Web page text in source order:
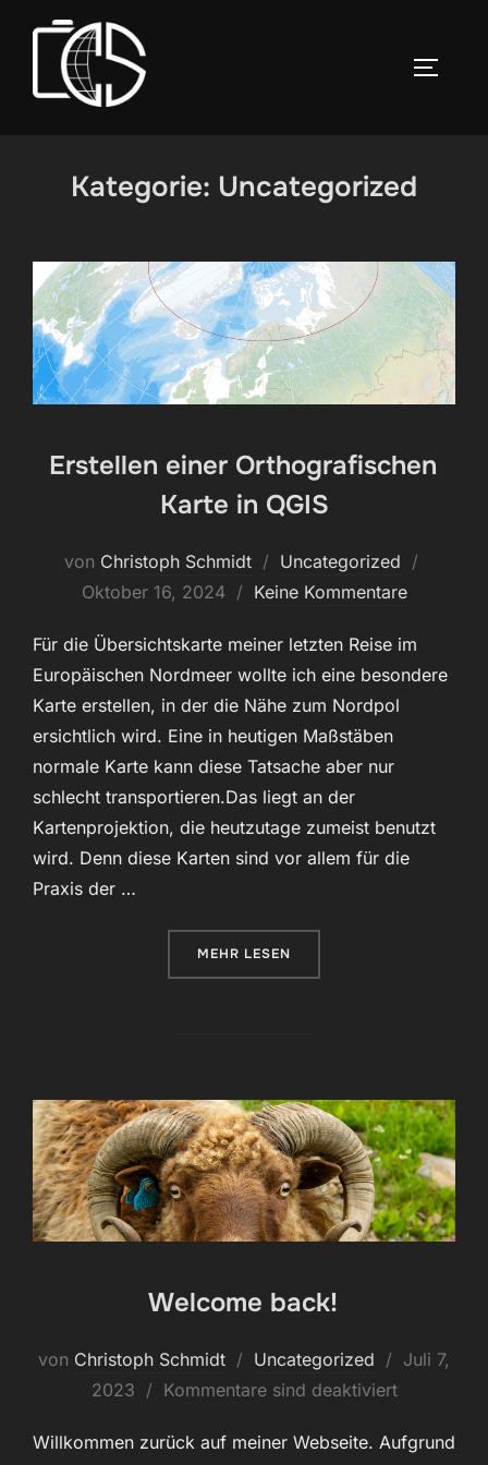
springen
Kategorie: Uncategorized
Erstellen einer Orthografischen
Karte in QGIS
von Christoph Schmidt Uncategorized
Oktober 16, 2024 Keine Kommentare
Für die Übersichtskarte meiner letzten Reise im
Europäischen Nordmeer wollte ich eine besondere
Karte erstellen, in der die Nähe zum Nordpol
ersichtlich wird. Eine in heutigen Maßstäben
normale Karte kann diese Tatsache aber nur
schlecht transportieren.Das liegt an der
Kartenprojektion, die heutzutage zumeist benutzt
wird. Denn diese Karten sind vor allem für die
Praxis der …
MEHR ÜBER „ERSTELLEN EINER
LESEN
Welcome back!
von Christoph Schmidt Uncategorized
Juli 7,
2023
Kommentare sind deaktiviert
Willkommen zurück auf meiner Webseite. Aufgrund